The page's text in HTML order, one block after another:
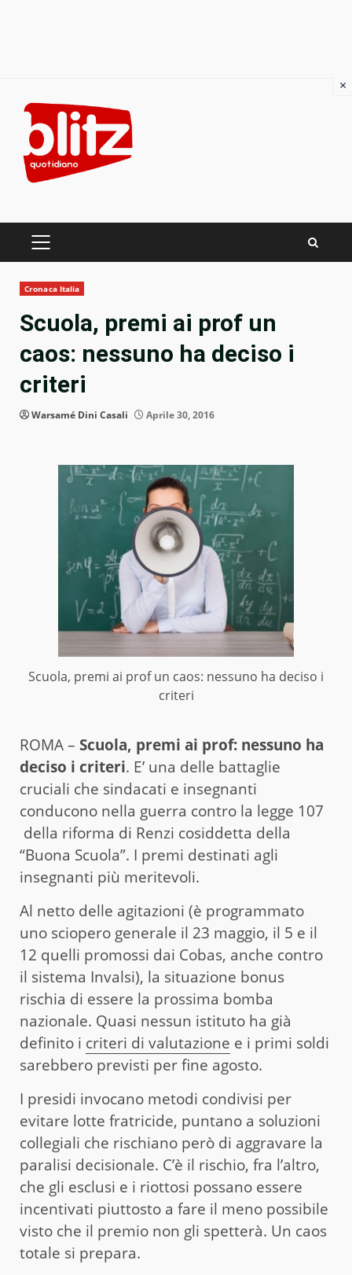
content
PRIMARY
Cronaca Italia
Scuola, premi ai prof un
caos: nessuno ha deciso i
criteri
Warsamé Dini Casali Aprile 30, 2016
Scuola, premi ai prof un caos: nessuno ha deciso i
criteri
ROMA – Scuola, premi ai prof: nessuno ha
deciso i criteri. E’ una delle battaglie
cruciali che sindacati e insegnanti
conducono nella guerra contro la legge 107
della riforma di Renzi cosiddetta della
“Buona Scuola”. I premi destinati agli
insegnanti più meritevoli.
Al netto delle agitazioni (è programmato
uno sciopero generale il 23 maggio, il 5 e il
12 quelli promossi dai Cobas, anche contro
il sistema Invalsi), la situazione bonus
rischia di essere la prossima bomba
nazionale. Quasi nessun istituto ha già
definito i criteri di valutazione e i primi soldi
sarebbero previsti per fine agosto.
I presidi invocano metodi condivisi per
evitare lotte fratricide, puntano a soluzioni
collegiali che rischiano però di aggravare la
paralisi decisionale. C’è il rischio, fra l’altro,
che gli esclusi e i riottosi possano essere
incentivati piuttosto a fare il meno possibile
visto che il premio non gli spetterà. Un caos
totale si prepara.
×